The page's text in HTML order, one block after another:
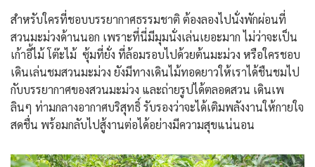
สำหรับใครที่ชอบบรรยากาศธรรมชาติ ต้องลองไปนั่งพักผ่อนที่
สวนมะม่วงด้านนอก เพราะที่นี่มีมุมนั่งเล่นเยอะมาก ไม่ว่าจะเป็น
เก้าอี้ไม้ โต๊ะไม้ ซุ้มที่ยั่ง ที่ล้อมรอบไปด้วยต้นมะม่วง หรือใครชอบ
เดินเล่นชมสวนมะม่วง ยังมีทางเดินไม้ทอดยาวให้เราได้ชืนชมไป
กับบรรยากาศของสวนมะม่วง และถ่ายรูปได้ตลอดสวน เดินเพ
ลินๆ ท่ามกลางอากาศบริสุทธิ์ รับรองว่าจะได้เติมพลังงานให้กายใจ
สดชื่น พร้อมกลับไปสู้งานต่อได้อย่างมีความสุขแน่นอน